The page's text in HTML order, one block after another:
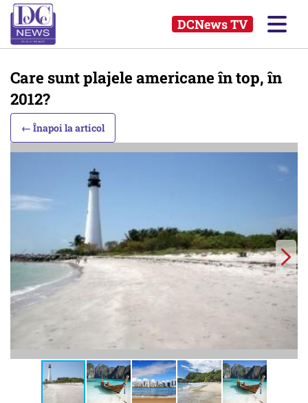
DCNews TV
Care sunt plajele americane în top, în
2012?
← Înapoi la articol